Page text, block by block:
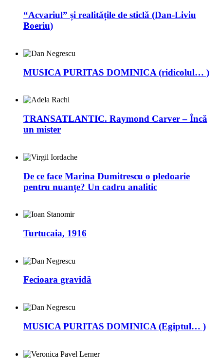
“Acvariul” și realitățile de sticlă (Dan-Liviu
Boeriu)
MUSICA PURITAS DOMINICA (ridicolul… )
TRANSATLANTIC. Raymond Carver – Încă
un mister
De ce face Marina Dumitrescu o pledoarie
pentru nuanțe? Un cadru analitic
Turtucaia, 1916
Fecioara gravidă
MUSICA PURITAS DOMINICA (Egiptul… )